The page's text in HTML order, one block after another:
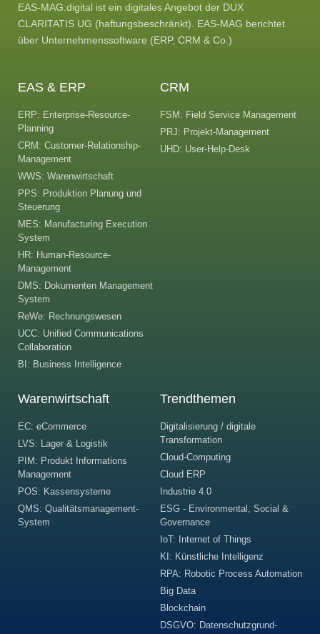
EAS-MAG.digital ist ein digitales Angebot der DUX
CLARITATIS UG (haftungsbeschränkt). EAS-MAG berichtet
über Unternehmenssoftware (ERP, CRM & Co.)
EAS & ERP
ERP: Enterprise-Resource-
Planning
CRM: Customer-Relationship-
Management
WWS: Warenwirtschaft
PPS: Produktion Planung und
Steuerung
MES: Manufacturing Execution
System
HR: Human-Resource-
Management
DMS: Dokumenten Management
System
ReWe: Rechnungswesen
UCC: Unified Communications
Collaboration
BI: Business Intelligence
CRM
FSM: Field Service Management
PRJ: Projekt-Management
UHD: User-Help-Desk
Warenwirtschaft
EC: eCommerce
LVS: Lager & Logistik
PIM: Produkt Informations
Management
POS: Kassensysteme
QMS: Qualitätsmanagement-
System
Trendthemen
Digitalisierung / digitale
Transformation
Cloud-Computing
Cloud ERP
Industrie 4.0
ESG - Environmental, Social &
Governance
IoT: Internet of Things
KI: Künstliche Intelligenz
RPA: Robotic Process Automation
Big Data
Blockchain
DSGVO: Datenschutzgrund-